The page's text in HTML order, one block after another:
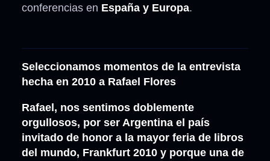
conferencias en España y Europa.
Seleccionamos momentos de la entrevista
hecha en 2010 a Rafael Flores
Rafael, nos sentimos doblemente
orgullosos, por ser Argentina el país
invitado de honor a la mayor feria de libros
del mundo, Frankfurt 2010 y porque una de